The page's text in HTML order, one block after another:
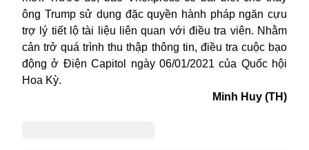
ông Trump sử dụng đặc quyền hành pháp ngăn cựu
trợ lý tiết lộ tài liệu liên quan với điều tra viên. Nhằm
cản trở quá trình thu thập thông tin, điều tra cuộc bạo
động ở Điện Capitol ngày 06/01/2021 của Quốc hội
Hoa Kỳ.
Minh Huy (TH)